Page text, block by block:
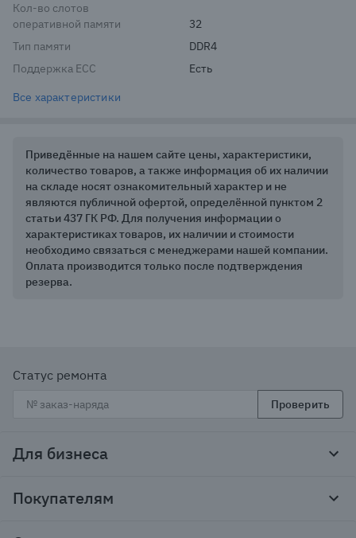
Кол-во слотов
оперативной памяти
32
Тип памяти
DDR4
Поддержка ECC
Есть
Все характеристики
Приведённые на нашем сайте цены, характеристики,
количество товаров, а также информация об их наличии
на складе носят ознакомительный характер и не
являются публичной офертой, определённой пунктом 2
статьи 437 ГК РФ. Для получения информации о
характеристиках товаров, их наличии и стоимости
необходимо связаться с менеджерами нашей компании.
Оплата производится только после подтверждения
резерва.
Статус ремонта
Проверить
Для бизнеса
Тендеры и гос закупки
Покупателям